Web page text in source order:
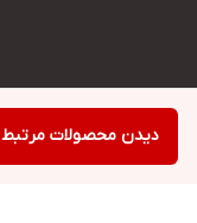
دیدن محصولات مرتبط